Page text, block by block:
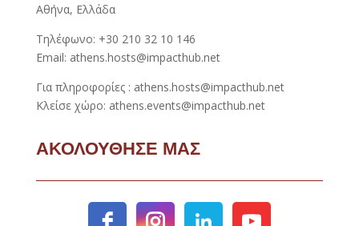
Αθήνα, Ελλάδα
Τηλέφωνο: +30 210 32 10 146
Email: athens.hosts@impacthub.net
Για πληροφορίες : athens.hosts@impacthub.net
Κλείσε χώρο: athens.events@impacthub.net
ΑΚΟΛΟΥΘΗΣΕ ΜΑΣ